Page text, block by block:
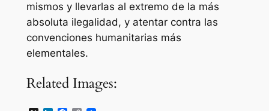
mismos y llevarlas al extremo de la más
absoluta ilegalidad, y atentar contra las
convenciones humanitarias más
elementales.
Related Images: